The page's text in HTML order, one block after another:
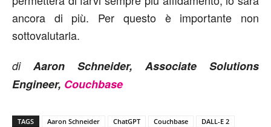
ancora di più. Per questo è importante non
sottovalutarla.
di Aaron Schneider, Associate Solutions
Engineer, Couchbase
TAGS Aaron Schneider ChatGPT Couchbase
DALL-E 2